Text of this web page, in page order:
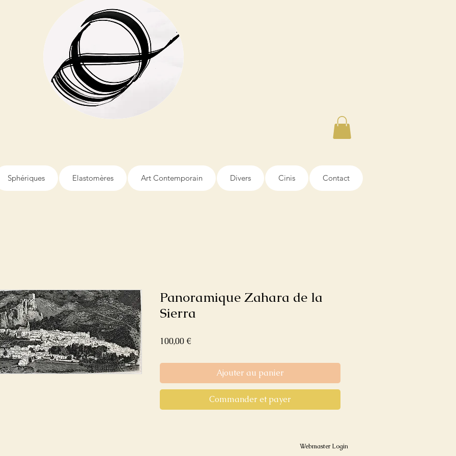
Sphériques Elastomères Art Contemporain Divers Cinis Contact
Panoramique Zahara de la
Sierra
100,00 €Prix
Ajouter au panier
Commander et payer
Webmaster Login